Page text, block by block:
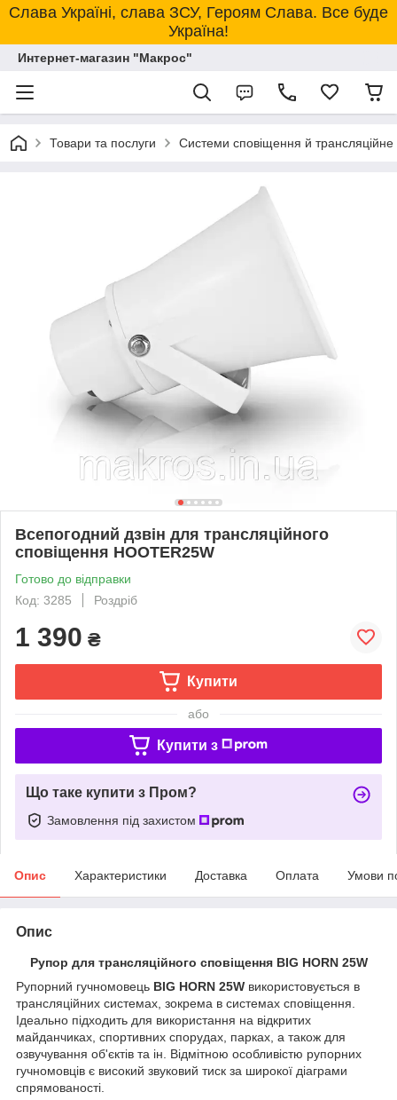
Слава Україні, слава ЗСУ, Героям Слава. Все буде
Україна!
Интернет-магазин "Макрос"
Товари та послуги Системи сповіщення й
Всепогодний дзвін для трансляційного
сповіщення HOOTER25W
Готово до відправки
Код: 3285
Роздріб
1 390 ₴
Купити
або
Купити з
Що таке купити з Пром?
Замовлення під захистом
Опис Характеристики Доставка Оплата Умови
Опис
Рупор для трансляційного сповіщення BIG HORN 25W
Рупорний гучномовець BIG HORN 25W використовується в
трансляційних системах, зокрема в системах сповіщення.
Ідеально підходить для використання на відкритих
майданчиках, спортивних спорудах, парках, а також для
озвучування об'єктів та ін. Відмітною особливістю рупорних
гучномовців є високий звуковий тиск за широкої діаграми
спрямованості.